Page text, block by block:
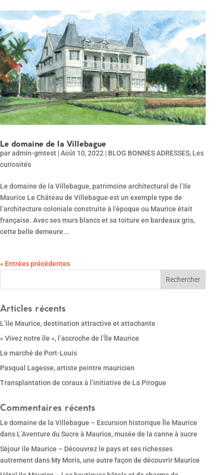
Le domaine de la Villebague
paradmin-gmtest |Août 10, 2022 | BLOG BONNES ADRESSES, Les
curiosités
Le domaine de la Villebague, patrimoine architectural de l’Ile
Maurice Le Château de Villebague est un exemple type de
l’architecture coloniale construite à l’époque ou Maurice était
française. Avec ses murs blancs et sa toiture en bardeaux gris,
cette belle demeure...
« Entrées précédentes
Articles récents
L’ile Maurice, destination attractive et attachante
« Vivez notre île », l’accroche de l’Île Maurice
Le marché de Port-Louis
Pasqual Lagesse, artiste peintre mauricien
Transplantation de coraux à l’initiative de La Pirogue
Commentaires récents
Le domaine de la Villebague – Excursion historique Île Maurice
dans L’Aventure du Sucre à Maurice, musée de la canne à sucre
Séjour ile Maurice – Découvrez le pays et ses richesses
autrementdans My Moris, une autre façon de découvrir Maurice